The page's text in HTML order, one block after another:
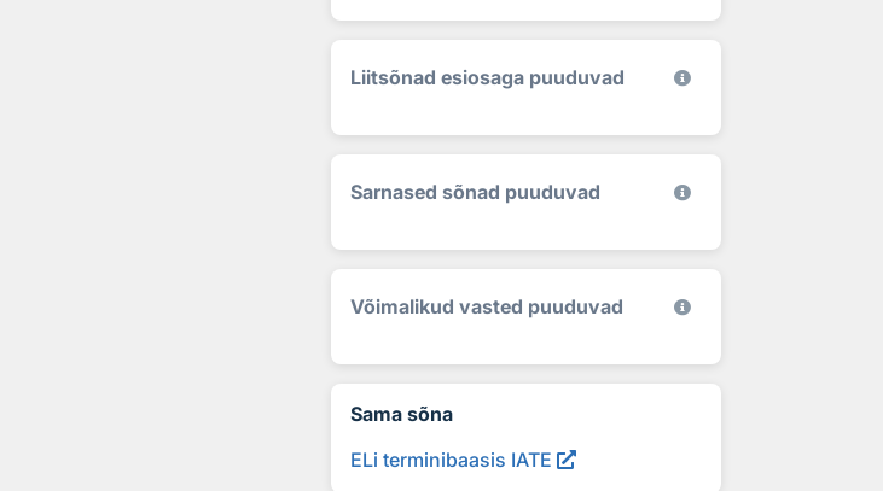
Liitsõnad esiosaga puuduvad
Sarnased sõnad puuduvad
Võimalikud vasted puuduvad
Sama sõna
ELi terminibaasis IATE